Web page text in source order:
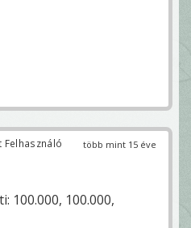
több mint 15 éve
100.000, 100.000,